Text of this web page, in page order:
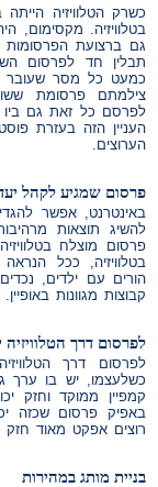
כשרק הטלוויזיה
בטלוויזיה.
גם ברצועת הפרסומות
תבלין חד לפרסום
כמעט כל מסר שעובר
צילמתם פרסומת
לפרסם כל זאת גם ביו
העניין הזה בעזרת
הערוצים.
פרסום שמגיע לקהל יעד
באינטרנט, אפשר
להשיג תוצאות
פרסום מוצלח
בטלוויזיה, ככל
הורים עם ילדים,
קבוצות מגוונות באופיין.
לפרסום דרך
לפרסום דרך
כשלעצמו, יש בו ערך
קמפיין ממוקד וחזק
באפיק פרסום שכזה
רוצים אפקט מאוד חזק
בניית מותג במהירות